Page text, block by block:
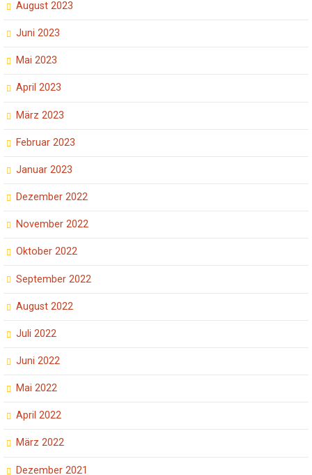
August 2023
Juni 2023
Mai 2023
April 2023
März 2023
Februar 2023
Januar 2023
Dezember 2022
November 2022
Oktober 2022
September 2022
August 2022
Juli 2022
Juni 2022
Mai 2022
April 2022
März 2022
Dezember 2021